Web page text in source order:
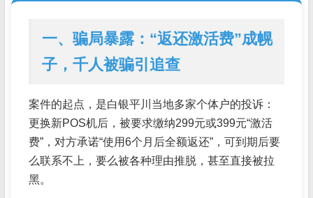
一、骗局暴露：“返还激活费”成幌
子，千人被骗引追查
案件的起点，是白银平川当地多家个体户的投诉：
更换新POS机后，被要求缴纳299元或399元“激活
费”，对方承诺“使用6个月后全额返还”，可到期后要
么联系不上，要么被各种理由推脱，甚至直接被拉
黑。